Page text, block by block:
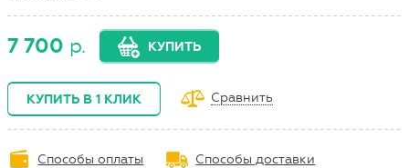
7 700 р. КУПИТЬ
КУПИТЬ В 1 КЛИК Сравнить
Способы оплаты Способы доставки